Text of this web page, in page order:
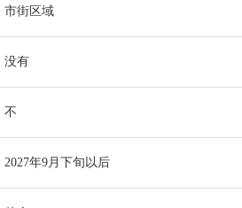
市街区域
没有
不
2027年9月下旬以后